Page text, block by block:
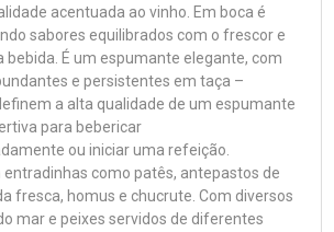
acentuada ao vinho. Em boca é
sabores equilibrados com o frescor e
bebida. É um espumante elegante, com
e persistentes em taça –
a alta qualidade de um espumante
para bebericar
ou iniciar uma refeição.
como patês, antepastos de
fresca, homus e chucrute. Com diversos
mar e peixes servidos de diferentes